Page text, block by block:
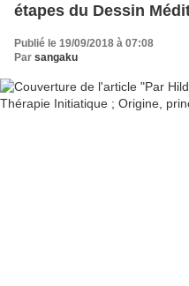
étapes du Dessin
Publié le 19/09/2018 à 07:08
Par sangaku